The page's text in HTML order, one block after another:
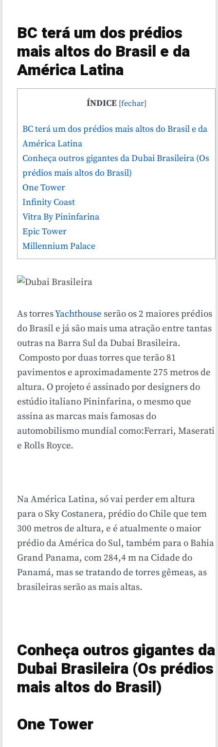
BC terá um dos prédios
mais altos do Brasil e da
América Latina
ÍNDICE [fechar]
BC terá um dos prédios mais altos do Brasil e da
América Latina
Conheça outros gigantes da Dubai Brasileira (Os
prédios mais altos do Brasil)
One Tower
Infinity Coast
Vitra By Pininfarina
Epic Tower
Millennium Palace
As torresYachthouse serão os 2 maiores prédios
do Brasil e já são mais uma atração entre tantas
outras na Barra Sul da Dubai Brasileira.
Composto por duas torres que terão 81
pavimentos e aproximadamente 275 metros de
altura. O projeto é assinado por designers do
estúdio italiano Pininfarina, o mesmo que
assina as marcas mais famosas do
automobilismo mundial como:Ferrari, Maserati
e Rolls Royce.
Na América Latina, só vai perder em altura
para o Sky Costanera, prédio do Chile que tem
300 metros de altura, e é atualmente o maior
prédio da América do Sul, também para o Bahia
Grand Panama, com 284,4 m na Cidade do
Panamá, mas se tratando de torres gêmeas, as
brasileiras serão as mais altas.
Conheça outros gigantes da
Dubai Brasileira (Os prédios
mais altos do Brasil)
One Tower